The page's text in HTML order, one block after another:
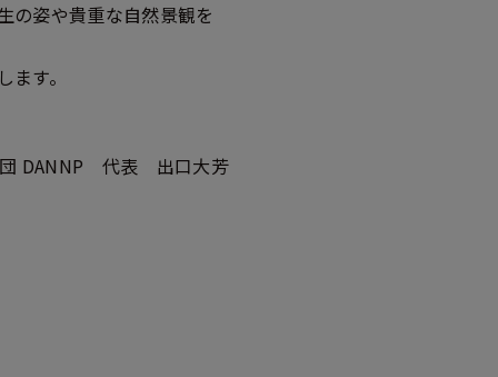
の姿や貴重な自然景観を
す。
団 DANNP 代表 出口大芳